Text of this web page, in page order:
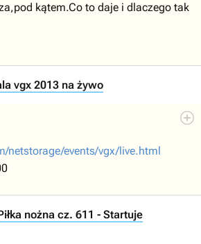
kątem.Co to daje i dlaczego tak
vgx 2013 na żywo
netstorage/events/vgx/live.html
nożna cz. 611 - Startuje